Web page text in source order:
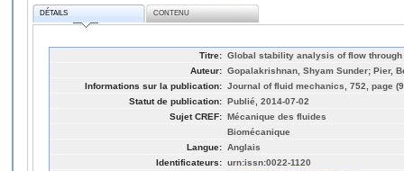
DÉTAILS CONTENU
Titre: Global stability analysis of flow
Auteur: Gopalakrishnan, Shyam Sunder; Pier,
Informations sur la publication: Journal of fluid mechanics, 752, page
Statut de publication: Publié, 2014-07-02
Sujet CREF: Mécanique des fluides
Biomécanique
Langue: Anglais
Identificateurs: urn:issn:0022-1120